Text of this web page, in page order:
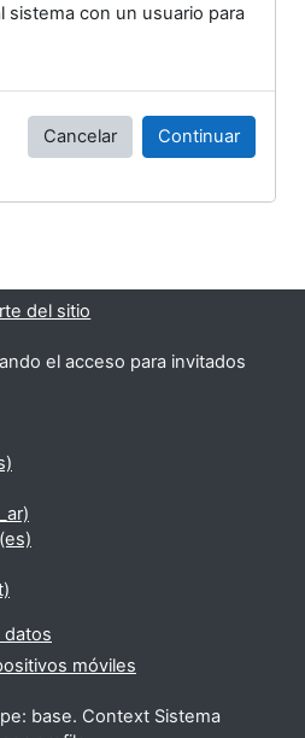
sistema con un usuario para
Cancelar Continuar
del sitio
el acceso para invitados
datos
móviles
base. Context Sistema